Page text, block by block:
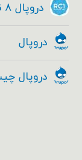
دروپال ۸ نسخه RC۲ منتشر شد - Drupal ۸ RC۱
دروپال
دروپال